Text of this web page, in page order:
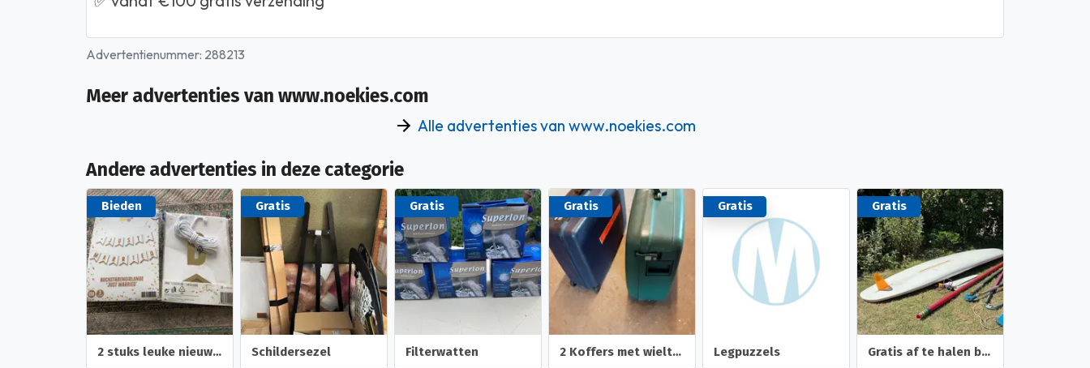
Advertentienummer: 288213
Meer advertenties van www.noekies.com
Alle advertenties van www.noekies.com
Andere advertenties in deze categorie
Bieden
2 stuks leuke nieuwe trouw slingers- trouw foto albumpje
Gratis
Schildersezel
Gratis
Filterwatten
Gratis
2 Koffers met wieltjes
Gratis
Legpuzzels
Gratis
Gratis af te halen beginners surfplank met toebehoren